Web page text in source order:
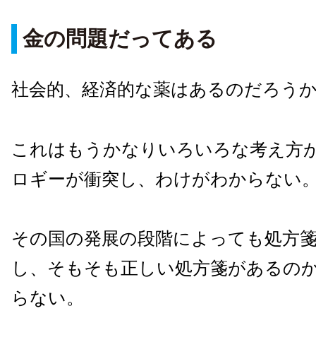
金の問題だってある
社会的、経済的な薬はあるのだろう
これはもうかなりいろいろな考え方
ロギーが衝突し、わけがわからない
その国の発展の段階によっても処方
し、そもそも正しい処方箋があるの
らない。